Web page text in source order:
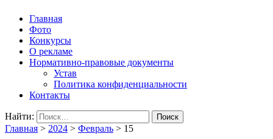
Главная
Фото
Конкурсы
О рекламе
Нормативно-правовые документы
Устав
Политика конфиденциальности
Контакты
Найти:
Главная > 2024 > Февраль > 15